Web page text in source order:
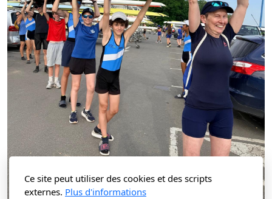
Ce site peut utiliser des cookies et des scripts
externes. Plus d'informations